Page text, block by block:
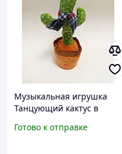
Музыкальная игрушка
Танцующий кактус в
подсветкой Повторюшка
Готово к отправке